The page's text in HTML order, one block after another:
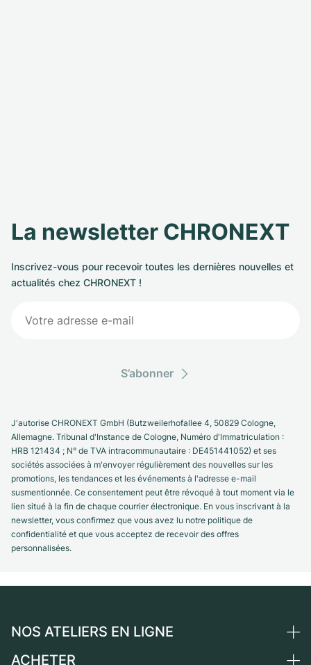
La newsletter CHRONEXT
Inscrivez-vous pour recevoir toutes les dernières nouvelles et
actualités chez CHRONEXT !
S’abonner
J'autorise CHRONEXT GmbH (Butzweilerhofallee 4, 50829 Cologne,
Allemagne. Tribunal d'Instance de Cologne, Numéro d'Immatriculation :
HRB 121434 ; N° de TVA intracommunautaire : DE451441052) et ses
sociétés associées à m'envoyer régulièrement des nouvelles sur les
promotions, les tendances et les événements à l'adresse e-mail
susmentionnée. Ce consentement peut être révoqué à tout moment via le
lien situé à la fin de chaque courrier électronique. En vous inscrivant à la
newsletter, vous confirmez que vous avez lu notre politique de
confidentialité et que vous acceptez de recevoir des offres
personnalisées.
NOS ATELIERS EN LIGNE
Allemagne
ACHETER